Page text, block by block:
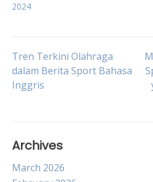
2024
Post
navigation
Tren Terkini Olahraga
dalam Berita Sport Bahasa
Inggris
Archives
March 2026